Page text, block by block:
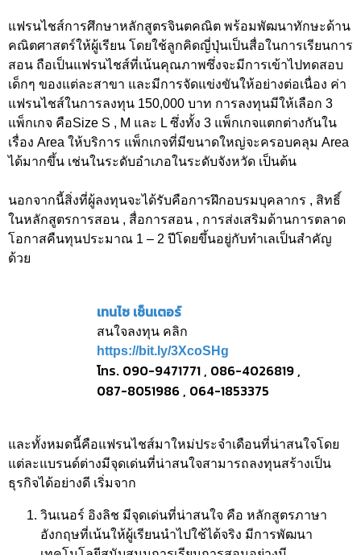
แฟรนไชส์การศึกษาหลักสูตรจินตคณิต พร้อมพัฒนาทักษะด้าน
คณิตศาสตร์ให้ผู้เรียน โดยใช้ลูกคิดญี่ปุ่นเป็นสื่อในการเรียนการ
สอน ถือเป็นแฟรนไชส์ที่เน้นคุณภาพซึ่งจะมีการเข้าไปทดสอบ
เด็กๆ ของแต่ละสาขา และมีการจัดแข่งขันให้อย่างต่อเนื่อง ค่า
แฟรนไชส์ในการลงทุน 150,000 บาท การลงทุนมีให้เลือก 3
แพ็กเกจ คือSize S , M และ L ซึ่งทั้ง 3 แพ็กเกจแตกต่างกันใน
เรื่อง Area ให้บริการ แพ็กเกจที่มีขนาดใหญ่จะครอบคลุม Area
ได้มากขึ้น เช่นในระดับอำเภอในระดับจังหวัด เป็นต้น
นอกจากนี้สิ่งที่ผู้ลงทุนจะได้รับคือการฝึกอบรมบุคลากร , สิทธิ์
ในหลักสูตรการสอน , สื่อการสอน , การส่งเสริมด้านการตลาด
โอกาสคืนทุนประมาณ 1 – 2 ปีโดยขึ้นอยู่กับทำเลเป็นสำคัญ
ด้วย
เทนไซ เซ็นเตอร์
สนใจลงทุน คลิก
https://bit.ly/3XcoSHg
โทร. 090-9471771 , 086-4026819 ,
087-8051986 , 064-1853375
และทั้งหมดนี้คือแฟรนไชส์มาใหม่ประจำเดือนที่น่าสนใจโดย
แต่ละแบรนด์ต่างมีจุดเด่นที่น่าสนใจสามารถลงทุนสร้างเป็น
ธุรกิจได้อย่างดี เริ่มจาก
วินเนอร์ อิงลิช มีจุดเด่นที่น่าสนใจ คือ หลักสูตรภาษา
อังกฤษที่เน้นให้ผู้เรียนนำไปใช้ได้จริง มีการพัฒนา